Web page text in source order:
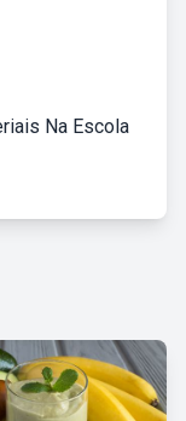
Na Escola